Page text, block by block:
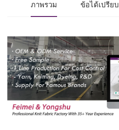
ภาพรวม ข้อได้เปรียบ